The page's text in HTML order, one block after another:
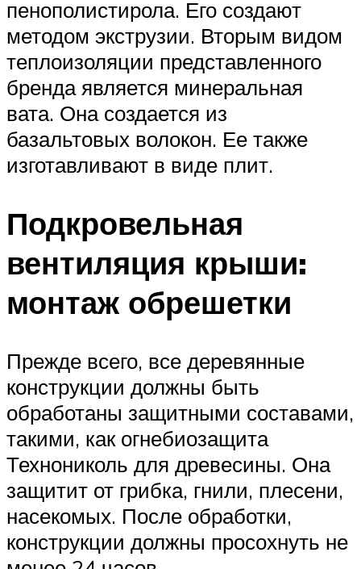
пенополистирола. Его создают
методом экструзии. Вторым видом
теплоизоляции представленного
бренда является минеральная
вата. Она создается из
базальтовых волокон. Ее также
изготавливают в виде плит.
Подкровельная
вентиляция крыши:
монтаж обрешетки
Прежде всего, все деревянные
конструкции должны быть
обработаны защитными составами,
такими, как огнебиозащита
Технониколь для древесины. Она
защитит от грибка, гнили, плесени,
насекомых. После обработки,
конструкции должны просохнуть не